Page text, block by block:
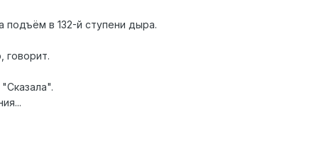
подъём в 132-й ступени дыра.
говорит.